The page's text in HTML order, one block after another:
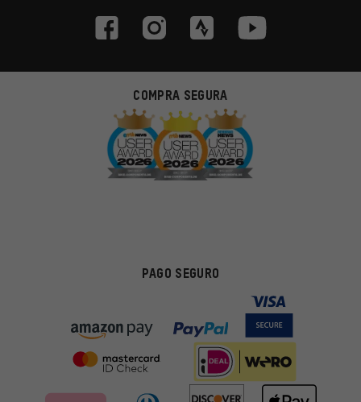
COMPRA SEGURA
PAGO SEGURO